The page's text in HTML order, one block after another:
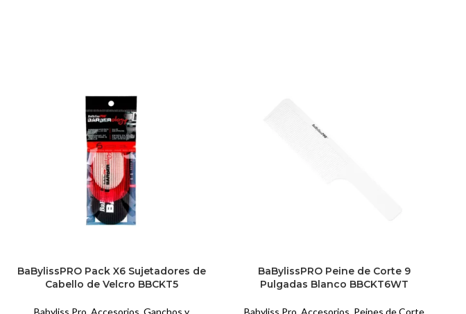
BaBylissPRO Pack X6 Sujetadores de
Cabello de Velcro BBCKT5
Babyliss Pro, Accesorios, Ganchos y
BaBylissPRO Peine de Corte 9
Pulgadas Blanco BBCKT6WT
Babyliss Pro, Accesorios, Peines de Corte